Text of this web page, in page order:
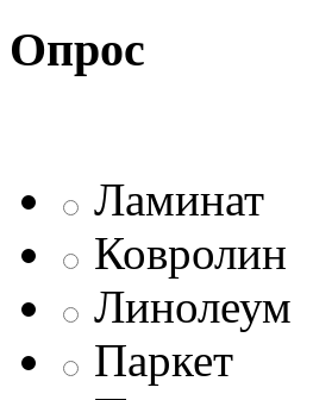
Опрос
Ламинат
Ковролин
Линолеум
Паркет